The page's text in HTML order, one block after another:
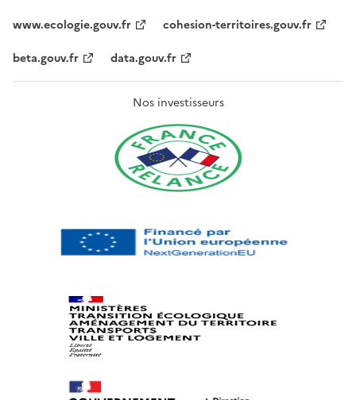
www.ecologie.gouv.fr
cohesion-territoires.gouv.fr
beta.gouv.fr
data.gouv.fr
Nos investisseurs